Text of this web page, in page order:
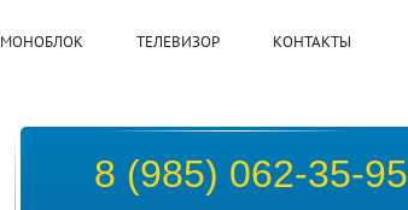
МОНОБЛОК ТЕЛЕВИЗОР КОНТАКТЫ
8 (985) 062-35-95